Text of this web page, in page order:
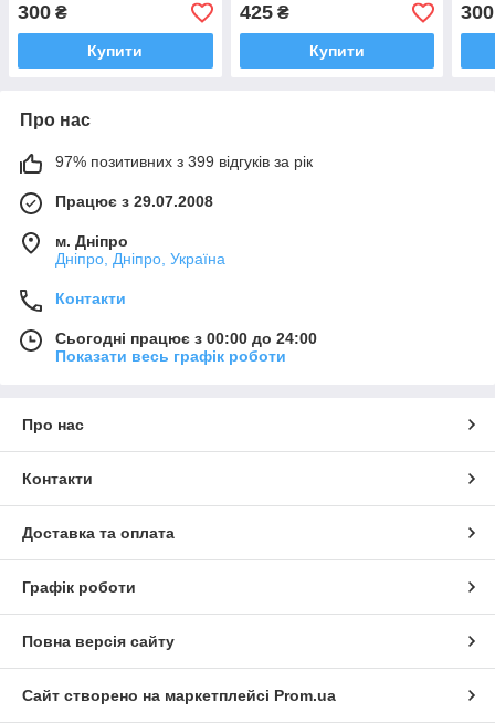
300 ₴
Купити
425₴
Купити
300
Про нас
97% позитивних з 399 відгуків за рік
Працює з 29.07.2008
м. Дніпро
Дніпро, Дніпро, Україна
Контакти
Сьогодні працює з 00:00 до 24:00
Показати весь графік роботи
Про нас
Контакти
Доставка та оплата
Графік роботи
Повна версія сайту
Сайт створено на маркетплейсі Prom.ua